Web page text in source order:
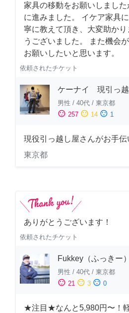
家具の移動をお願いしまし
に進みました。 イケア家具
寧に教えて頂き、大変助かり
うございました。 また機会
お願いしたいと思います。
依頼されたチケット
ケーナイ 現引っ越
男性 / 40代 / 東京都
sentiment_satisfied 257 sentiment_neutral 14 sentiment_dissatisfied 1
現役引っ越し屋さんがお手伝
東京都
ありがとうございます！
依頼されたチケット
Fukkey（ふっきー）
男性 / 40代 / 東京都
sentiment_satisfied 21 sentiment_neutral 3 sentiment_dissatisfied 0
★注目★なんと5,980円〜！